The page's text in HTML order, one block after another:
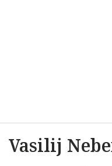
Vasilij